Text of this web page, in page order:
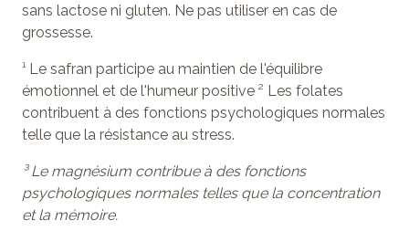
sans lactose ni gluten. Ne pas utiliser en cas de
grossesse.
¹ Le safran participe au maintien de l'équilibre
émotionnel et de l'humeur positive ² Les folates
contribuent à des fonctions psychologiques normales
telle que la résistance au stress.
³ Le magnésium contribue à des fonctions
psychologiques normales telles que la concentration
et la mémoire.